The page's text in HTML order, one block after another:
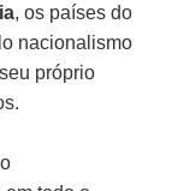
, os países do
nacionalismo
próprio